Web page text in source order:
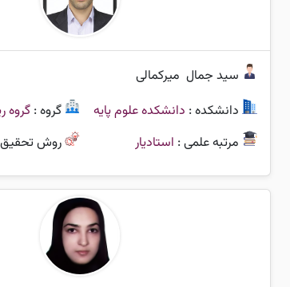
سید جمال میرکمالی
دانشکده : دانشکده علوم پایه گروه :گروه
مرتبه علمی : استادیار روش